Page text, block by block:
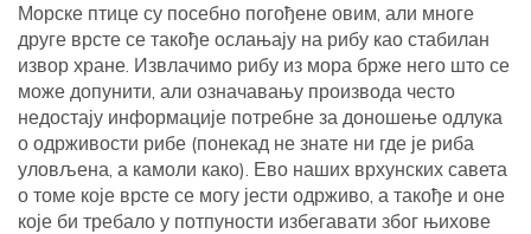
Морске птице су посебно погођене овим, али многе
друге врсте се такође ослањају на рибу као стабилан
извор хране. Извлачимо рибу из мора брже него што се
може допунити, али означавању производа често
недостају информације потребне за доношење одлука
о одрживости рибе (понекад не знате ни где је риба
уловљена, а камоли како). Ево наших врхунских савета
о томе које врсте се могу јести одрживо, а такође и оне
које би требало у потпуности избегавати због њихове